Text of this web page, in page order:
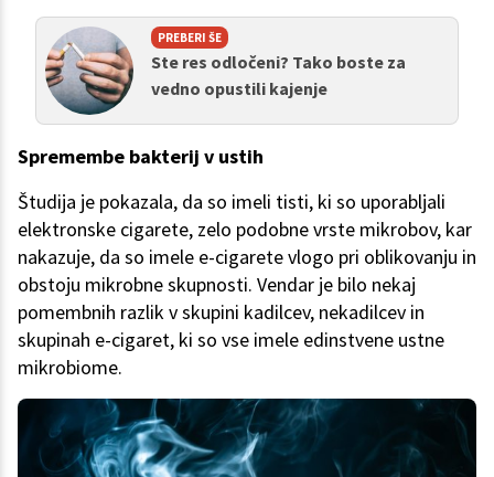
PREBERI ŠE
Ste res odločeni? Tako boste za
vedno opustili kajenje
Spremembe bakterij v ustih
Študija je pokazala, da so imeli tisti, ki so uporabljali
elektronske cigarete, zelo podobne vrste mikrobov, kar
nakazuje, da so imele e-cigarete vlogo pri oblikovanju in
obstoju mikrobne skupnosti. Vendar je bilo nekaj
pomembnih razlik v skupini kadilcev, nekadilcev in
skupinah e-cigaret, ki so vse imele edinstvene ustne
mikrobiome.